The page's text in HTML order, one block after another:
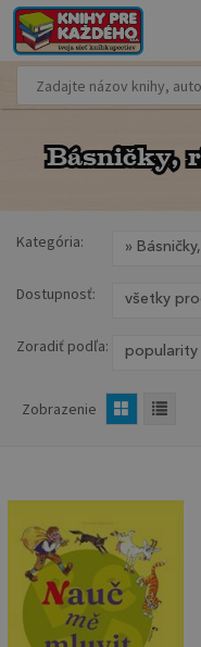
Básničky,
Básničky,
Kategória:
Dostupnosť:
Zoradiť podľa:
Zobrazenie